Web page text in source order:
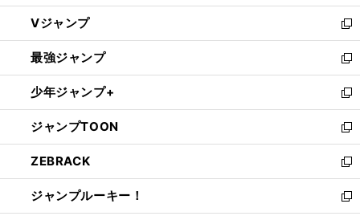
ウ
ィ
ン
ド
ウ
で
開
く
し
い
ウ
ィ
ン
ド
ウ
で
開
く
Vジャンプ
新
し
い
ウ
ィ
ン
ド
ウ
で
開
く
最強ジャンプ
新
し
い
ウ
ィ
ン
ド
ウ
で
開
少年ジャンプ+
新
し
い
ウ
ィ
ン
ド
ウ
ジャンプTOON
新
し
い
ウ
ィ
ン
ZEBRACK
新
し
い
ウ
ジャンプルーキー！
新
し